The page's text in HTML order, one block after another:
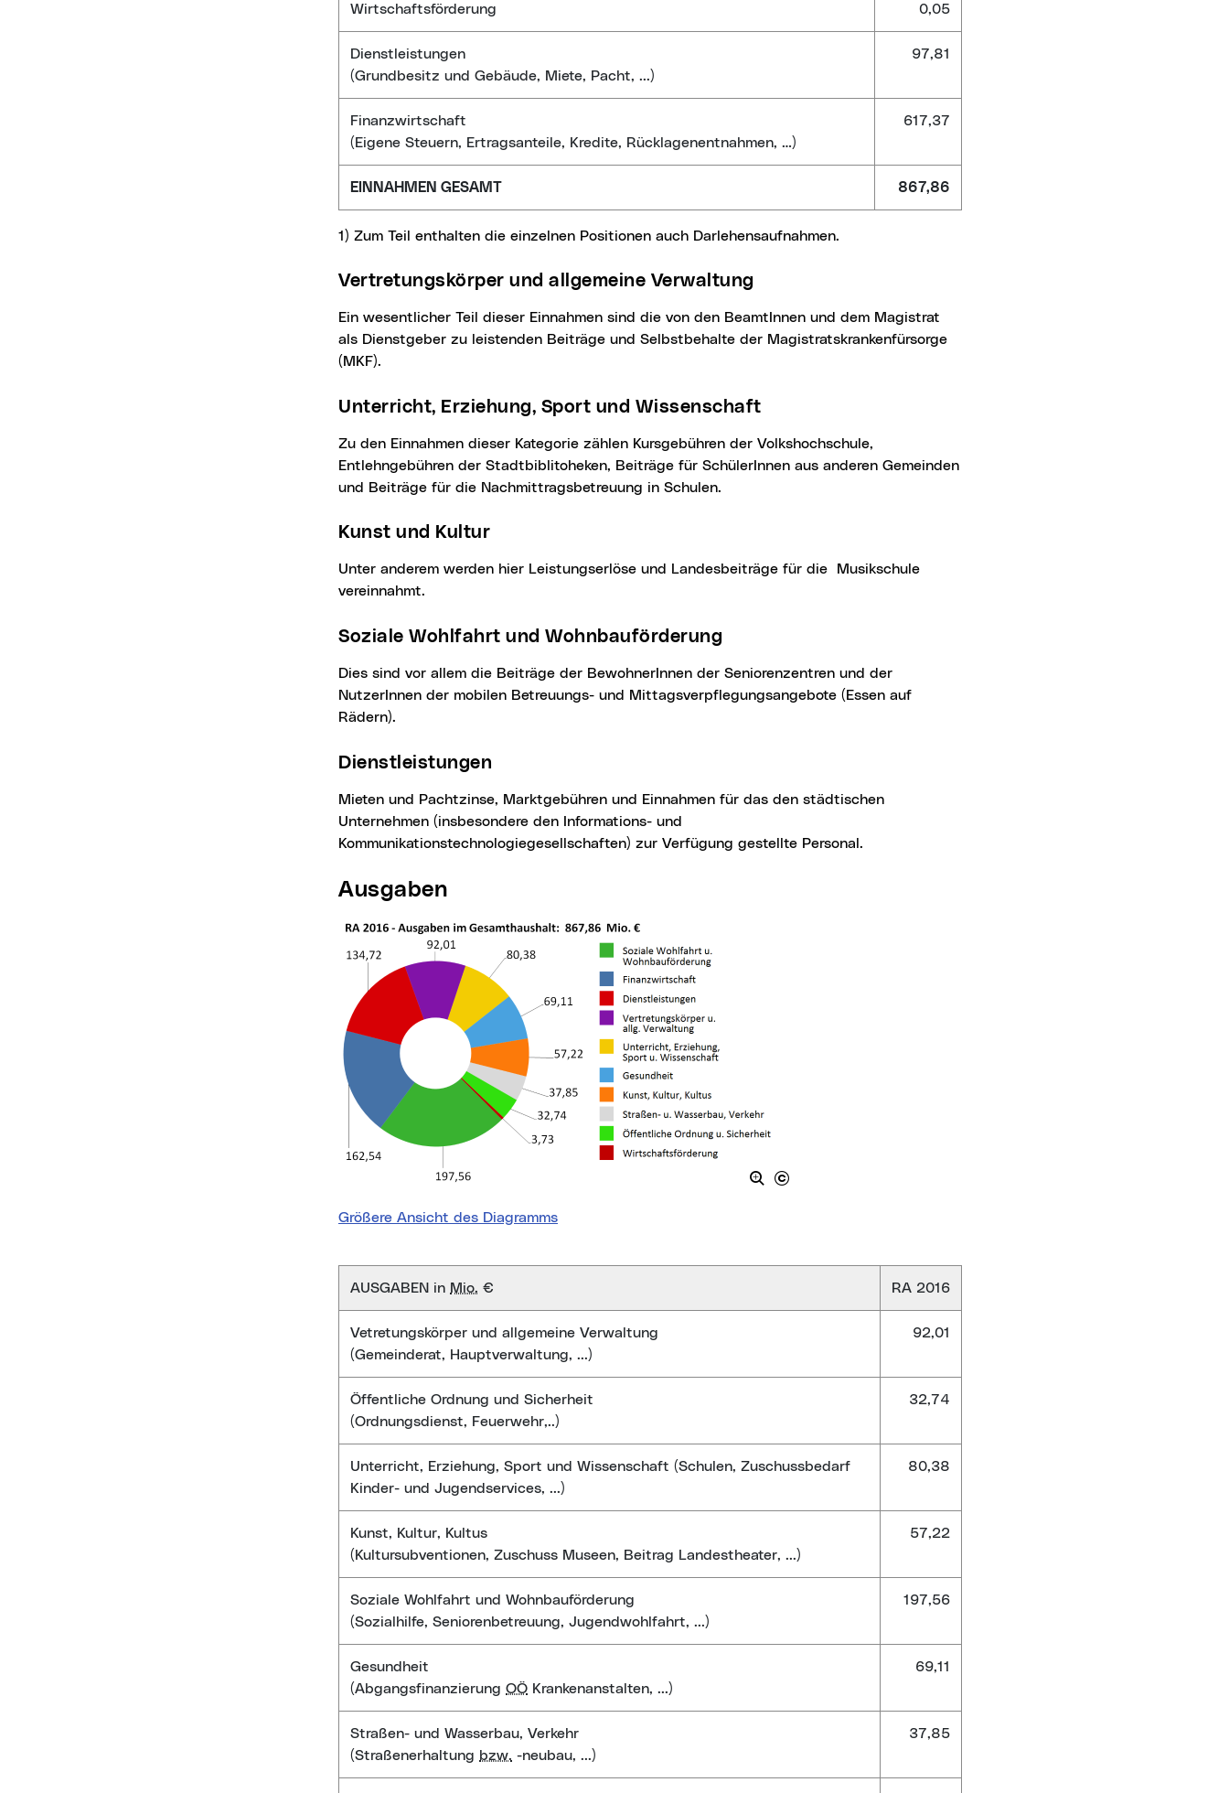
Wirtschaftsförderung 0,05
Dienstleistungen
(Grundbesitz und Gebäude, Miete, Pacht, ...)
97,81
Finanzwirtschaft
(Eigene Steuern, Ertragsanteile, Kredite, Rücklagenentnahmen, …)
617,37
EINNAHMEN GESAMT 867,86
1) Zum Teil enthalten die einzelnen Positionen auch Darlehensaufnahmen.
Vertretungskörper und allgemeine Verwaltung
Ein wesentlicher Teil dieser Einnahmen sind die von den BeamtInnen und dem Magistrat
als Dienstgeber zu leistenden Beiträge und Selbstbehalte der Magistratskrankenfürsorge
(MKF).
Unterricht, Erziehung, Sport und Wissenschaft
Zu den Einnahmen dieser Kategorie zählen Kursgebühren der Volkshochschule,
Entlehngebühren der Stadtbiblitoheken, Beiträge für SchülerInnen aus anderen Gemeinden
und Beiträge für die Nachmittragsbetreuung in Schulen.
Kunst und Kultur
Unter anderem werden hier Leistungserlöse und Landesbeiträge für die Musikschule
vereinnahmt.
Soziale Wohlfahrt und Wohnbauförderung
Dies sind vor allem die Beiträge der BewohnerInnen der Seniorenzentren und der
NutzerInnen der mobilen Betreuungs- und Mittagsverpflegungsangebote (Essen auf
Rädern).
Dienstleistungen
Mieten und Pachtzinse, Marktgebühren und Einnahmen für das den städtischen
Unternehmen (insbesondere den Informations- und
Kommunikationstechnologiegesellschaften) zur Verfügung gestellte Personal.
Ausgaben
Größere Ansicht des Diagramms
AUSGABEN in Mio. € RA 2016
Vetretungskörper und allgemeine Verwaltung
(Gemeinderat, Hauptverwaltung, ...)
92,01
Öffentliche Ordnung und Sicherheit
(Ordnungsdienst, Feuerwehr,..)
32,74
Unterricht, Erziehung, Sport und Wissenschaft (Schulen, Zuschussbedarf
Kinder- und Jugendservices, ...)
80,38
Kunst, Kultur, Kultus
(Kultursubventionen, Zuschuss Museen, Beitrag Landestheater, ...)
57,22
Soziale Wohlfahrt und Wohnbauförderung
(Sozialhilfe, Seniorenbetreuung, Jugendwohlfahrt, ...)
197,56
Gesundheit
(Abgangsfinanzierung OÖ Krankenanstalten, ...)
69,11
Straßen- und Wasserbau, Verkehr
(Straßenerhaltung bzw. -neubau, ...)
37,85